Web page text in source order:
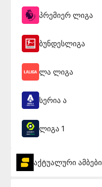
პრემიერ ლიგა
ბუნდესლიგა
ლა ლიგა
სერია ა
ლიგა 1
აქტუალური ამბები